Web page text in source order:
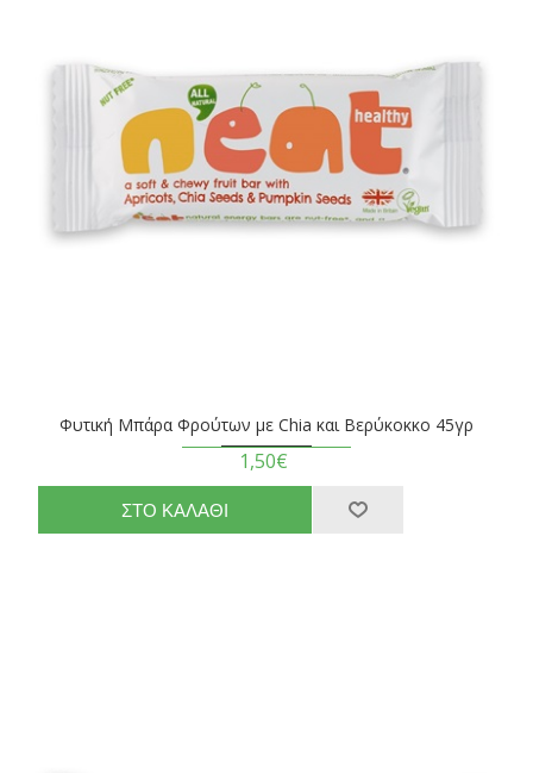
Φυτική Μπάρα Φρούτων με Chia και Βερύκοκκο 45γρ
1,50€